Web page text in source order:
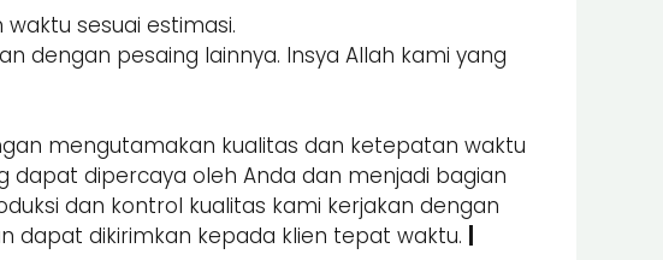
sesuai estimasi.
dengan pesaing lainnya. Insya Allah kami yang
mengutamakan kualitas dan ketepatan waktu
dapat dipercaya oleh Anda dan menjadi bagian
dan kontrol kualitas kami kerjakan dengan
dapat dikirimkan kepada klien tepat waktu.